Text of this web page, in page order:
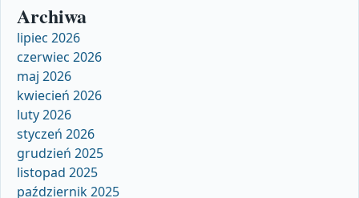
Archiwa
lipiec 2026
czerwiec 2026
maj 2026
kwiecień 2026
luty 2026
styczeń 2026
grudzień 2025
listopad 2025
październik 2025